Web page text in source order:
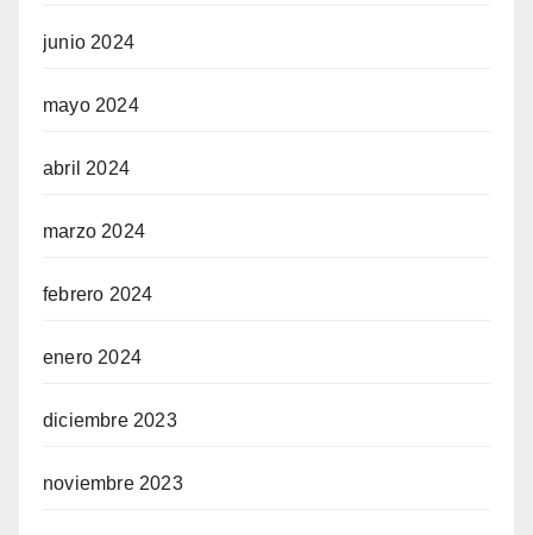
junio 2024
mayo 2024
abril 2024
marzo 2024
febrero 2024
enero 2024
diciembre 2023
noviembre 2023